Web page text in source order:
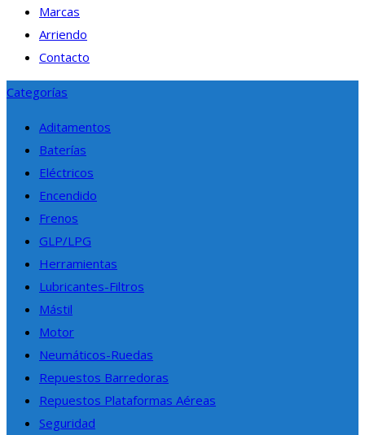
Marcas
Arriendo
Contacto
Categorías
Aditamentos
Baterías
Eléctricos
Encendido
Frenos
GLP/LPG
Herramientas
Lubricantes-Filtros
Mástil
Motor
Neumáticos-Ruedas
Repuestos Barredoras
Repuestos Plataformas Aéreas
Seguridad